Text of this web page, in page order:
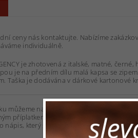
ceny nás kontaktujte. Nabízíme
individuálně.
je zhotovená z italské, matné,
je na předním dílu malá kapsa se
Taška je dodávána v dárkové kartonové
můžeme nabídnout zakázkovou
příplatkem a níže (pod tlačítkem DO
nápis, který si přejete na výrobek vyrazit.